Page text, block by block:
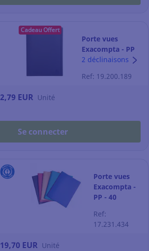
Cadeau Offert
Porte vues
Exacompta - PP
recyclé - A4 - 20
2 déclinaisons
Ref: 19.200.189
2,79 EUR Unité
Se connecter
Porte vues
Exacompta -
PP - 40
coloris
assortis - par
Ref:
17.231.434
19,70 EUR Unité